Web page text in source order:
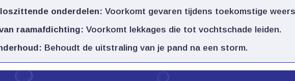
onderdelen: Voorkomt gevaren tijdens toekomstige
raamafdichting: Voorkomt lekkages die tot vochtschade leiden.​
Behoudt de uitstraling van je pand na een storm.​